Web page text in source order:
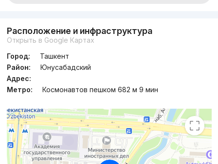
Расположение и инфраструктура
Открыть в Google Картах
Город:
Ташкент
Район:
Юнусабадский
Адрес:
Метро:
Космонавтов пешком 682 м 9 мин